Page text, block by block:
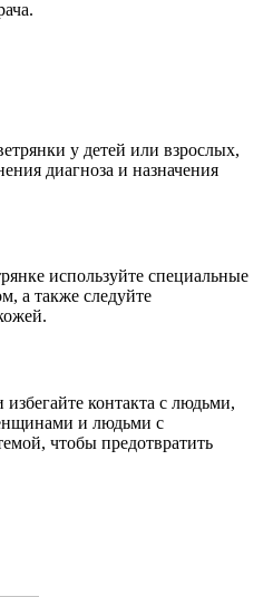
у детей или взрослых,
диагноза и назначения
используйте специальные
а также следуйте
контакта с людьми,
и людьми с
чтобы предотвратить